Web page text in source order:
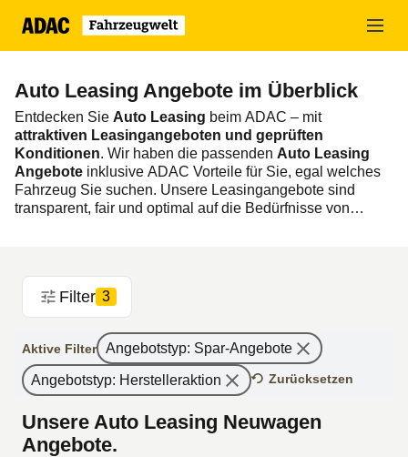
Auto Leasing Angebote im Überblick
Entdecken Sie Auto Leasing beim ADAC – mit
attraktiven Leasingangeboten und geprüften
Konditionen. Wir haben die passenden Auto Leasing
Angebote inklusive ADAC Vorteile für Sie, egal welches
Fahrzeug Sie suchen. Unsere Leasingangebote sind
transparent, fair und optimal auf die Bedürfnisse von
Klicken Sie sich durch unsere
finden Sie Ihren
Filter 3
Aktive Filter Angebotstyp: Spar-Angebote
Angebotstyp: Herstelleraktion Zurücksetzen
Unsere Auto Leasing Neuwagen
Angebote.